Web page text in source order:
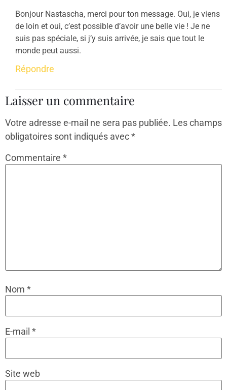
Bonjour Nastascha, merci pour ton message. Oui, je viens
de loin et oui, c’est possible d’avoir une belle vie ! Je ne
suis pas spéciale, si j’y suis arrivée, je sais que tout le
monde peut aussi.
Répondre
Laisser un commentaire
Votre adresse e-mail ne sera pas publiée. Les champs
obligatoires sont indiqués avec*
Commentaire *
Nom *
E-mail *
Site web